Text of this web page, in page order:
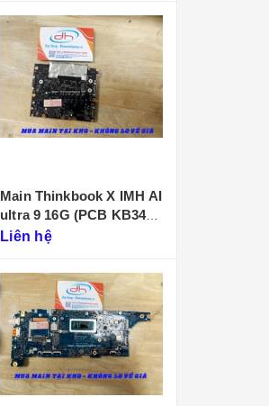
Main Thinkbook X IMH AI
ultra 9 16G (PCB KB340
NMF641)
Liên hệ